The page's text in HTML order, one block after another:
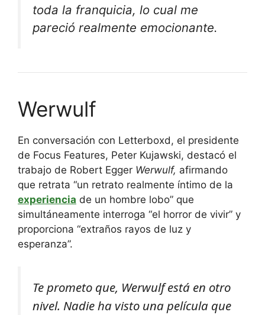
toda la franquicia, lo cual me
pareció realmente emocionante.
Werwulf
En conversación con Letterboxd, el presidente
de Focus Features, Peter Kujawski, destacó el
trabajo de Robert Egger Werwulf, afirmando
que retrata “un retrato realmente íntimo de la
experiencia de un hombre lobo” que
simultáneamente interroga “el horror de vivir” y
proporciona “extraños rayos de luz y
esperanza”.
Te prometo que, Werwulfestá en otro
nivel. Nadie ha visto una película que